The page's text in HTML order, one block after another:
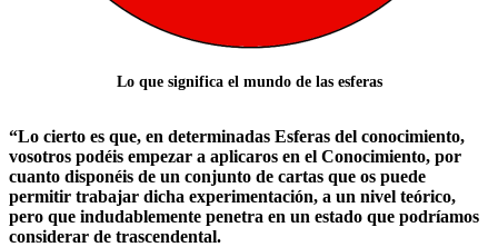
Lo que significa el mundo de las esferas
“Lo cierto es que, en determinadas Esferas del conocimiento,
vosotros podéis empezar a aplicaros en el Conocimiento, por
cuanto disponéis de un conjunto de cartas que os puede
permitir trabajar dicha experimentación, a un nivel teórico,
pero que indudablemente penetra en un estado que podríamos
considerar de trascendental.